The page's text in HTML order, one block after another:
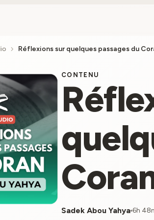
chevron_right Réflexions sur quelques passages du
CONTENU
Sadek Abou Yahya 6h